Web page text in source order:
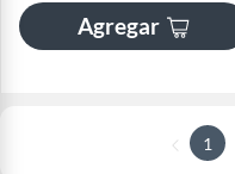
Agregar
1